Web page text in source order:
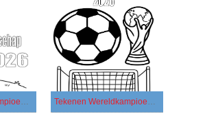
Tekenen Wereldkampioenschap 2026 gratis simpel Tekenen Wereldkampioenschap 2026 gratis voor kinderen